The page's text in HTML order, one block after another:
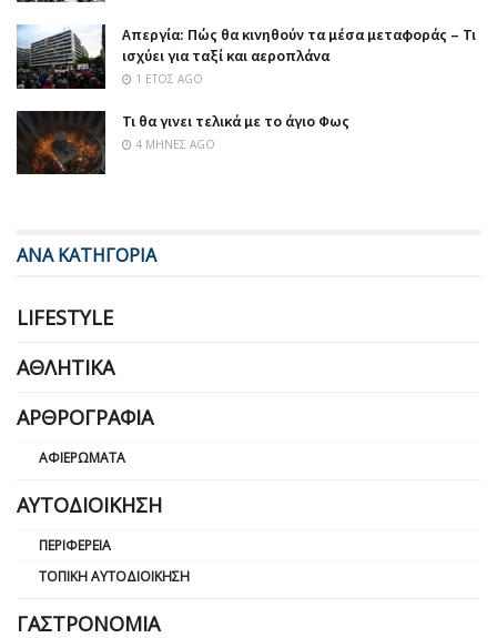
Απεργία: Πώς θα κινηθούν τα μέσα μεταφοράς – Τι
ισχύει για ταξί και αεροπλάνα
1 ΈΤΟΣ AGO
Τι θα γινει τελικά με το άγιο Φως
4 ΜΉΝΕΣ AGO
ΑΝΑ ΚΑΤΗΓΟΡΙΑ
LIFESTYLE
ΑΘΛΗΤΙΚΆ
ΑΡΘΡΟΓΡΑΦΊΑ
ΑΦΙΕΡΏΜΑΤΑ
ΑΥΤΟΔΙΟΊΚΗΣΗ
ΠΕΡΙΦΈΡΕΙΑ
ΤΟΠΙΚΉ ΑΥΤΟΔΙΟΊΚΗΣΗ
ΓΑΣΤΡΟΝΟΜΊΑ